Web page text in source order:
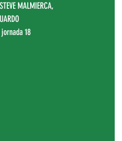
MALMIERCA,
18